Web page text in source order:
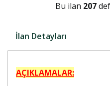
Bu ilan 207
İlan Detayları
AÇIKLAMALAR: